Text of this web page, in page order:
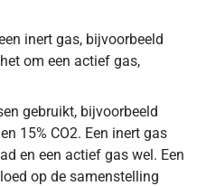
inert gas, bijvoorbeeld
om een actief gas,
gebruikt, bijvoorbeeld
15% CO2. Een inert gas
en een actief gas wel. Een
op de samenstelling